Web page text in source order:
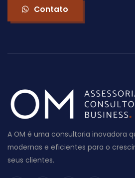
Contato
A OM é uma consultoria inovadora
modernas e eficientes para o
seus clientes.